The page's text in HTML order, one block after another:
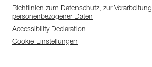
Richtlinien zum Datenschutz, zur Verarbeitung
personenbezogener Daten
Accessibility Declaration
Cookie-Einstellungen